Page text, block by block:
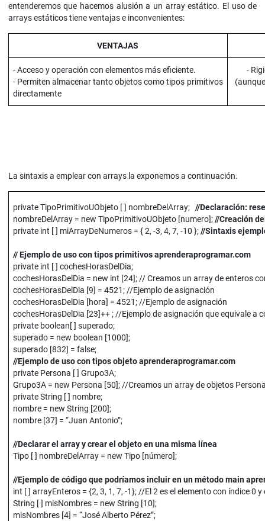
entenderemos que hacemos alusión a un array estático. El uso de
arrays estáticos tiene ventajas e inconvenientes:
VENTAJAS
- Acceso y operación con elementos más eficiente.
- Permiten almacenar tanto objetos como tipos primitivos
directamente
-
La sintaxis a emplear con arrays la exponemos a continuación.
private TipoPrimitivoUObjeto [ ] nombreDelArray; //Declaración:
nombreDelArray = new TipoPrimitivoUObjeto [numero];//Creación
private int [ ] miArrayDeNumeros = { 2, -3, 4, 7, -10 };//Sintaxis
// Ejemplo de uso con tipos primitivos aprenderaprogramar.com
private int [ ] cochesHorasDelDia;
cochesHorasDelDia = new int [24]; // Creamos un array de enteros
cochesHorasDelDia [9] = 4521; //Ejemplo de asignación
cochesHorasDelDia [hora] = 4521; //Ejemplo de asignación
cochesHorasDelDia [23]++ ; //Ejemplo de asignación que equivale a
private boolean[ ] superado;
superado = new boolean [1000];
superado [832] = false;
//Ejemplo de uso con tipos objeto aprenderaprogramar.com
private Persona [ ] Grupo3A;
Grupo3A = new Persona [50]; //Creamos un array de objetos
private String [ ] nombre;
nombre = new String [200];
nombre [37] = “Juan Antonio”;
//Declarar el array y crear el objeto en una misma línea
Tipo [ ] nombreDelArray = new Tipo [número];
//Ejemplo de código que podríamos incluir en un método main
int [ ] arrayEnteros = {2, 3, 1, 7, -1}; //El 2 es el elemento con índice 0
String [ ] misNombres = new String [10];
misNombres [4] = “José Alberto Pérez”;